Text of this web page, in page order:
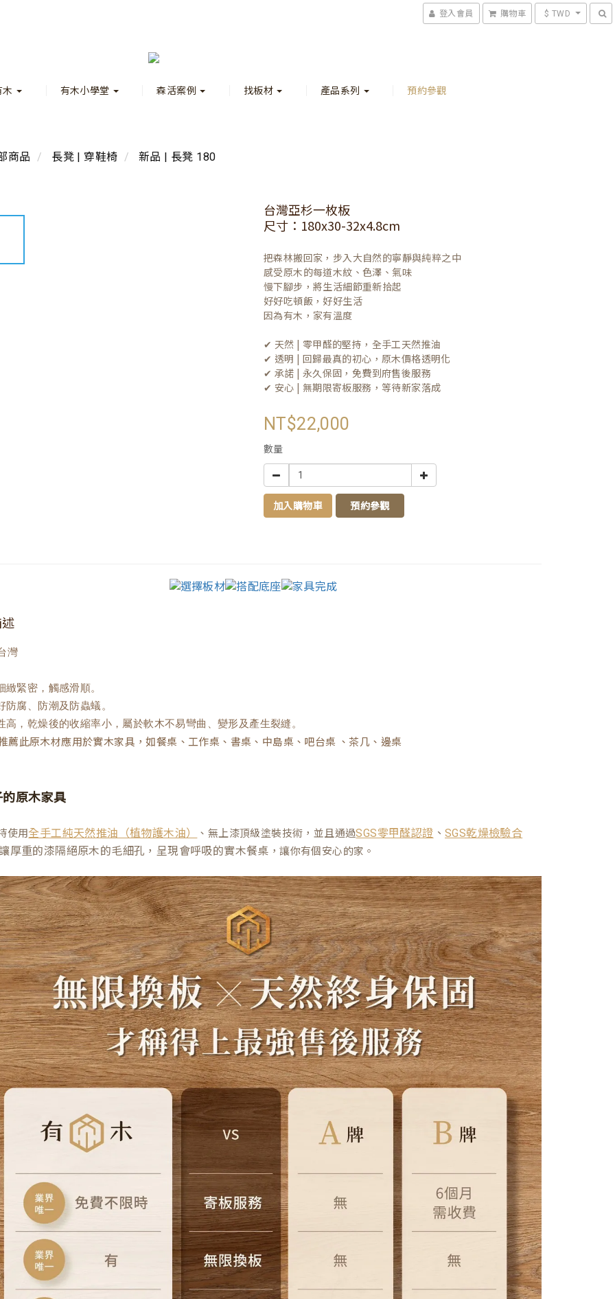
登入會員 購物車 $ TWD
木 有木小學堂 森活案例 找板材 產品系列 預約參觀
商品 長凳 | 穿鞋椅 新品 | 長凳 180
台灣亞杉一枚板
尺寸：180x30-32x4.8cm
把森林搬回家，步入大自然的寧靜與純粹之中
感受原木的每道木紋、色澤、氣味
慢下腳步，將生活細節重新拾起
好好吃頓飯，好好生活
因為有木，家有溫度
✔ 天然 | 零甲醛的堅持，全手工天然推油
✔ 透明 | 回歸最真的初心，原木價格透明化
✔ 承諾 | 永久保固，免費到府售後服務
✔ 安心 | 無期限寄板服務，等待新家落成
NT$22,000
數量
加入購物車 預約參觀
灣
緻緊密，觸感滑順。
防腐、防潮及防蟲蟻。
高，乾燥後的收縮率小，屬於軟木不易彎曲、變形及產生裂縫。
薦此原木材應用於實木家具，如餐桌、工作桌、書桌、中島桌、吧台桌 、茶几、邊桌
原木家具
使用全手工純天然推油（植物護木油） 、無上漆頂級塗裝技術，並且通過SGS零甲醛認證 、SGS乾燥檢驗合
厚重的漆隔絕原木的毛細孔，呈現會呼吸的實木餐桌 ，讓你有個安心的家。